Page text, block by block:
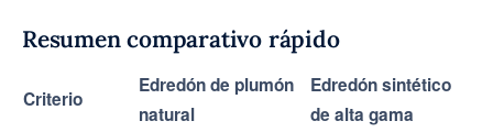
Resumen comparativo rápido
Criterio
Edredón de plumón
natural
Edredón sintético
de alta gama